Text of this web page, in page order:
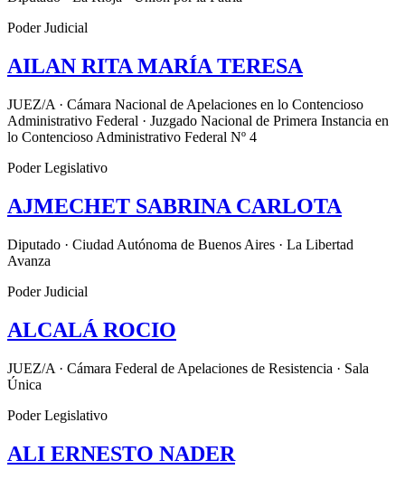
Poder Judicial
AILAN RITA MARÍA TERESA
JUEZ/A · Cámara Nacional de Apelaciones en lo Contencioso
Administrativo Federal · Juzgado Nacional de Primera Instancia en
lo Contencioso Administrativo Federal Nº 4
Poder Legislativo
AJMECHET SABRINA CARLOTA
Diputado · Ciudad Autónoma de Buenos Aires · La Libertad
Avanza
Poder Judicial
ALCALÁ ROCIO
JUEZ/A · Cámara Federal de Apelaciones de Resistencia · Sala
Única
Poder Legislativo
ALI ERNESTO NADER